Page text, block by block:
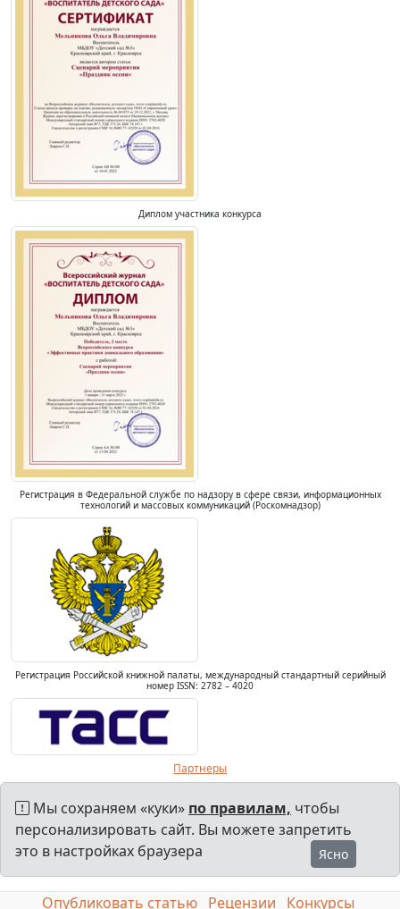
Диплом участника конкурса
Регистрация в Федеральной службе по надзору в сфере связи, информационных
технологий и массовых коммуникаций (Роскомнадзор)
Регистрация Российской книжной палаты, международный стандартный серийный
номер ISSN: 2782 – 4020
Партнеры
Мы сохраняем «куки» по правилам, чтобы
персонализировать сайт. Вы можете запретить
это в настройках браузера
Ясно
Опубликовать статью Рецензии Конкурсы